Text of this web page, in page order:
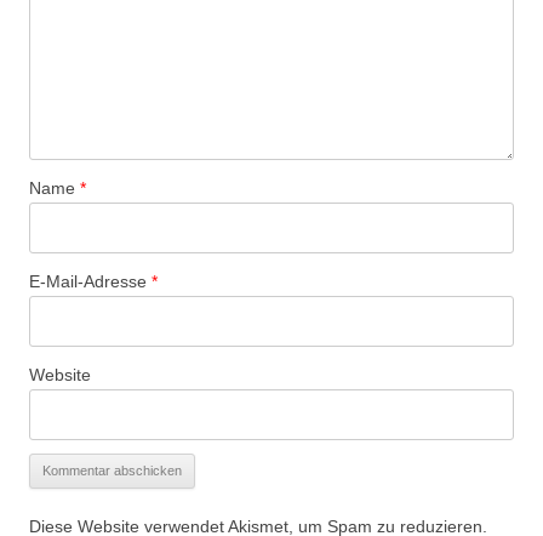
Name *
E-Mail-Adresse *
Website
Diese Website verwendet Akismet, um Spam zu reduzieren.